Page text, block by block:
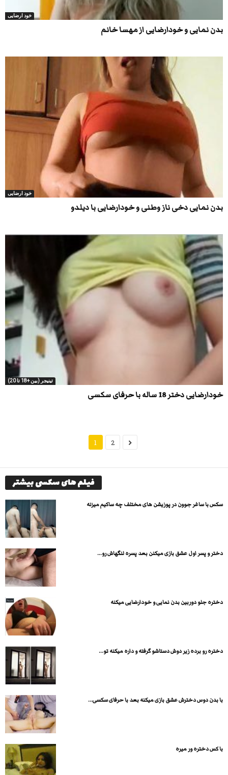
خود ارضایی
بدن نمایی و خودارضایی از مهسا خانم
خود ارضایی
بدن نمایی دخی ناز وطنی و خودارضایی با دیلدو
تینیجر (بین +18 تا 20)
خودارضایی دختر 18 ساله با حرفای سکسی
1 2
فیلم های سکسی بیشتر
سکس با ساغر جوون در پوزیشن های مختلف چه ساکیم میزنه
دختر و پسر اول عشق بازی میکنن بعد پسره لنگهاش رو...
دختره جلو دوربین بدن نمایی و خودارضایی میکنه
دختره رو برده زیر دوش دستاشو گرفته و داره میکنه تو...
با بدن دوس دخترش عشق بازی میکنه بعد با حرفای سکسی...
با کس دختره ور میره